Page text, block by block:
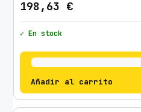
198,63 €
✓ En stock
Añadir al carrito